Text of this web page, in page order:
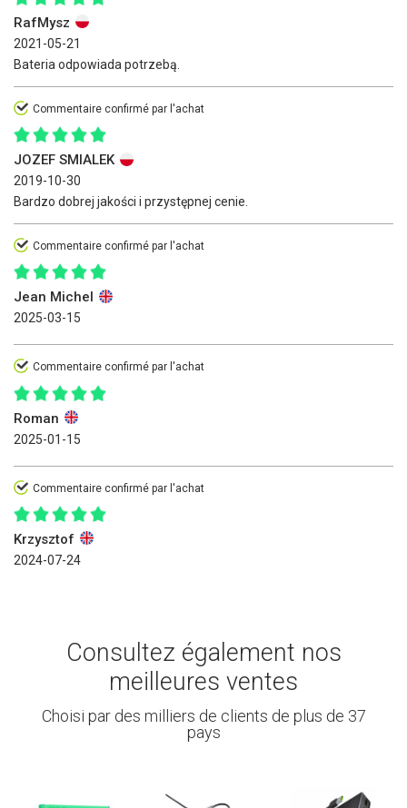
RafMysz
2021-05-21
Bateria odpowiada potrzebą.
Commentaire confirmé par l'achat
JOZEF SMIALEK
2019-10-30
Bardzo dobrej jakości i przystępnej cenie.
Commentaire confirmé par l'achat
Jean Michel
2025-03-15
Commentaire confirmé par l'achat
Roman
2025-01-15
Commentaire confirmé par l'achat
Krzysztof
2024-07-24
Consultez également nos
meilleures ventes
Choisi par des milliers de clients de plus de 37
pays